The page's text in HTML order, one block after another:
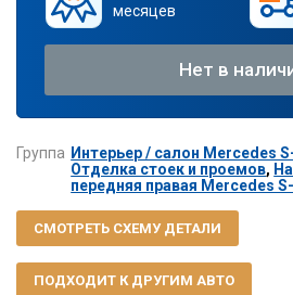
месяцев
Нет в
Группа Интерьер / салон Mercedes
Отделка стоек и проемов,
передняя правая Mercedes
СМОТРЕТЬ СХЕМУ ДЕТАЛИ
ПОДХОДИТ К ДРУГИМ АВТО